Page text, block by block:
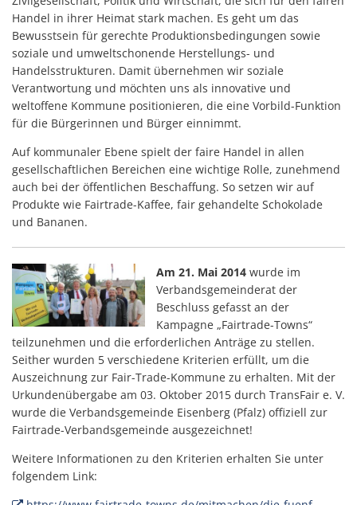
Handel in ihrer Heimat stark machen. Es geht um das
Bewusstsein für gerechte Produktionsbedingungen sowie
soziale und umweltschonende Herstellungs- und
Handelsstrukturen. Damit übernehmen wir soziale
Verantwortung und möchten uns als innovative und
weltoffene Kommune positionieren, die eine Vorbild-Funktion
für die Bürgerinnen und Bürger einnimmt.
Auf kommunaler Ebene spielt der faire Handel in allen
gesellschaftlichen Bereichen eine wichtige Rolle, zunehmend
auch bei der öffentlichen Beschaffung. So setzen wir auf
Produkte wie Fairtrade-Kaffee, fair gehandelte Schokolade
und Bananen.
Am 21. Mai 2014 wurde im
Verbandsgemeinderat der
Beschluss gefasst an der
Kampagne „Fairtrade-Towns“
teilzunehmen und die erforderlichen Anträge zu stellen.
Seither wurden 5 verschiedene Kriterien erfüllt, um die
Auszeichnung zur Fair-Trade-Kommune zu erhalten. Mit der
Urkundenübergabe am 03. Oktober 2015 durch TransFair e. V.
wurde die Verbandsgemeinde Eisenberg (Pfalz) offiziell zur
Fairtrade-Verbandsgemeinde ausgezeichnet!
Weitere Informationen zu den Kriterien erhalten Sie unter
folgendem Link: